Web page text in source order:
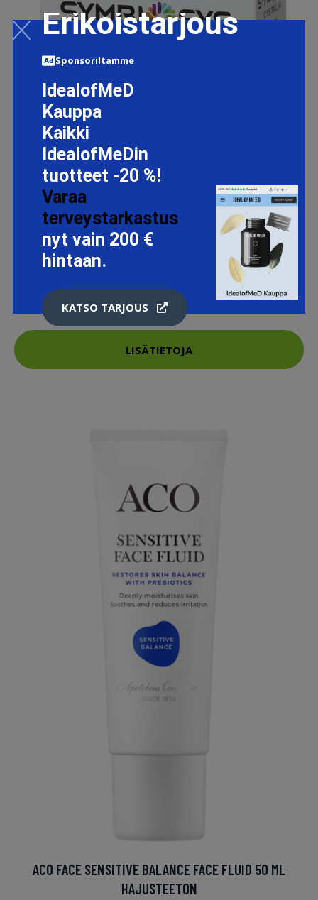
SYMBIOSYS CYSTALIA ANNOSPUSSI 30 KPL
18.7 EUR
LISÄTIETOJA
ACO FACE SENSITIVE BALANCE FACE FLUID 50 ML
HAJUSTEETON
Erikoistarjous
Sponsoriltamme
IdealofMeD
Kauppa
Kaikki
IdealofMeDin
tuotteet -20 %!
Varaa
terveystarkastus
nyt vain 200 €
hintaan.
KATSO TARJOUS